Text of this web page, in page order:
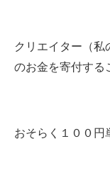
クリエイター（私
のお金を寄付する
おそらく１００円